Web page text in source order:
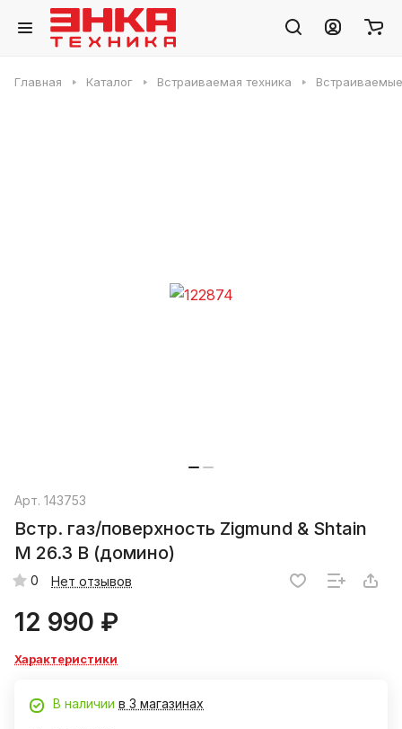
Главная Каталог Встраиваемая техника
Арт. 143753
Встр. газ/поверхность Zigmund & Shtain
M 26.3 B (домино)
0 Нет отзывов
12 990 ₽
Характеристики
В наличии в 3 магазинах